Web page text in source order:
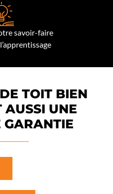
savoir-faire
TOIT BIEN
AUSSI UNE
GARANTIE